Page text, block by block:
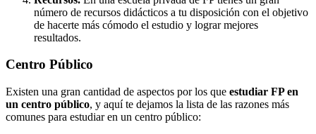
número de recursos didácticos a tu disposición con el objetivo
de hacerte más cómodo el estudio y lograr mejores
resultados.
Centro Público
Existen una gran cantidad de aspectos por los que estudiar FP en
un centro público, y aquí te dejamos la lista de las razones más
comunes para estudiar en un centro público: